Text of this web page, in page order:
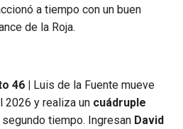
a tiempo con un buen
de la Roja.
46 | Luis de la Fuente mueve
2026 y realiza un cuádruple
tiempo. Ingresan David